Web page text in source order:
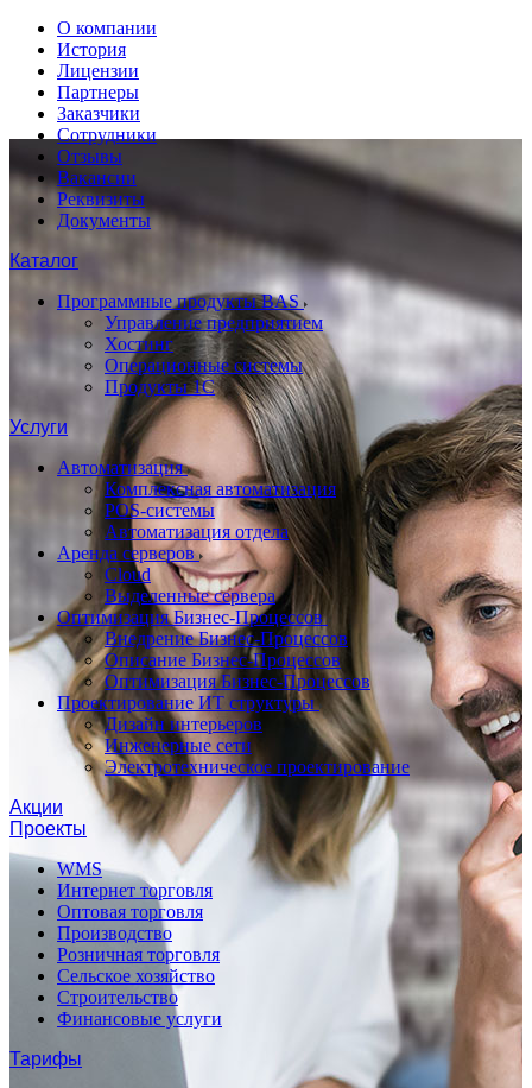
О компании
История
Лицензии
Партнеры
Заказчики
Сотрудники
Отзывы
Вакансии
Реквизиты
Документы
Каталог
Программные продукты BAS
Управление предприятием
Хостинг
Операционные системы
Продукты 1С
Услуги
Автоматизация
Комплексная автоматизация
POS-системы
Автоматизация отдела
Аренда серверов
Cloud
Выделенные сервера
Оптимизация Бизнес-Процессов
Внедрение Бизнес-Процессов
Описание Бизнес-Процессов
Оптимизация Бизнес-Процессов
Проектирование ИТ структуры
Дизайн интерьеров
Инженерные сети
Электротехническое проектирование
Акции
Проекты
WMS
Интернет торговля
Оптовая торговля
Производство
Розничная торговля
Сельское хозяйство
Строительство
Финансовые услуги
Тарифы